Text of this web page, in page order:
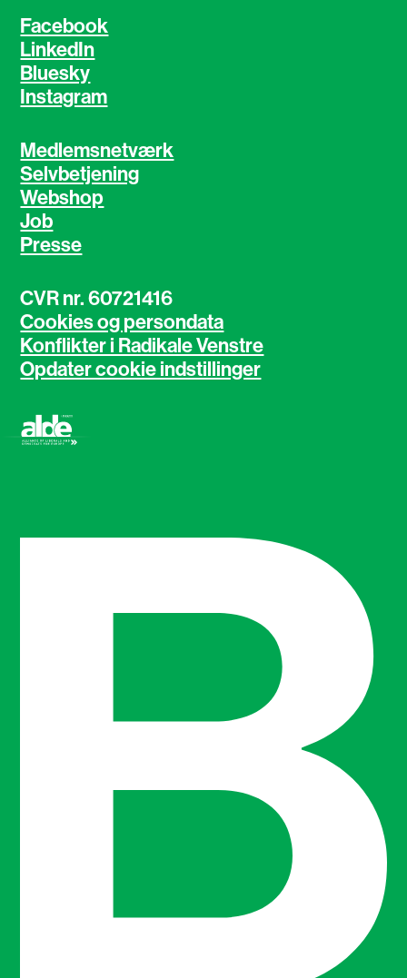
Facebook
LinkedIn
Bluesky
Instagram
Medlemsnetværk
Selvbetjening
Webshop
Job
Presse
CVR nr. 60721416
Cookies og persondata
Konflikter i Radikale Venstre
Opdater cookie indstillinger